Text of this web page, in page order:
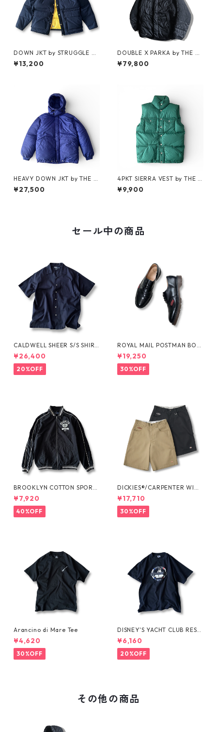
DOWN JKT by STRUGGLE G
EAR
¥13,200
DOUBLE X PARKA by THE N
ORTH FACE
¥79,800
HEAVY DOWN JKT by THE N
ORTH FACE
¥27,500
4PKT SIERRA VEST by THE N
ORTH FACE
¥9,900
セール中の商品
CALDWELL SHEER S/S SHIRT
by Polo Ralph Lauren
¥26,400
20%OFF
ROYAL MAIL POSTMAN BOO
TS by Dr.MARTENS
¥19,250
30%OFF
BROOKLYN COTTON SPORT
JKT by Polo Ralph Lauren
¥7,920
40%OFF
DICKIES®/CARPENTER WIDE
SHORTS -SEDAN ALL-PURPO
SE-
¥17,710
30%OFF
Arancino di Mare Tee
¥4,620
30%OFF
DISNEY'S YACHT CLUB RESO
RT Tee
¥6,160
20%OFF
その他の商品